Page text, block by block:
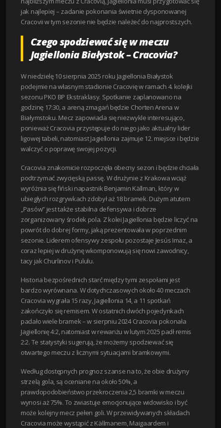
jak najlepiej – zadanie pokonania świetnie dysponowanej
Cracovii w tym sezonie nie będzie należeć do najprostszych.
Czego spodziewać się w meczu
Jagiellonia Białystok – Cracovia?
W niedzielę 10 sierpnia 2025 roku Jagiellonia Białystok
podejmie na własnym stadionie Cracovię w ramach 4. kolejki
sezonu PKO BP Ekstraklasy. Spotkanie zaplanowano na
godzinę 17:30, a areną zmagań będzie Chorten Arena w
Białymstoku. Mecz zapowiada się niezwykle interesująco,
ponieważ Cracovia przystępuje do niego jako aktualny lider
ligowej tabeli, natomiast Jagiellonia zajmuje 12. miejsce i będzie
walczyć o poprawę swojej pozycji.
Cracovia znakomicie rozpoczęła obecny sezon i będzie chciała
podtrzymać zwycięską passę. W drużynie z Krakowa wciąż
wyróżnia się fiński napastnik Benjamin Källman, który w
ubiegłych rozgrywkach zdobył aż 18 bramek. Dużym atutem
„Pasów” jest także stabilna defensywa i dobrze
zorganizowany środek pola. Z kolei Jagiellonia będzie liczyć na
powrót do dobrej formy, jaką prezentowała w poprzednim
sezonie. Liderem ofensywy zespołu pozostaje Jesús Imaz, a
coraz lepiej w drużynę wkomponowują się nowi zawodnicy,
tacy jak Churlinov i Pululu.
Historia bezpośrednich starć między tymi zespołami jest
bardzo wyrównana. W dotychczasowych około 40 meczach
Cracovia wygrała 15 razy, Jagiellonia 14, a 11 spotkań
zakończyło się remisem. W ostatnich dwóch pojedynkach
padało wiele bramek – w sierpniu 2024 Cracovia pokonała
Jagiellonię 4:2, natomiast w rewanżu w lutym 2025 padł remis
2:2. Te statystyki sugerują, że możemy spodziewać się
otwartego meczu z licznymi sytuacjami bramkowymi.
Według dostępnych prognoz szanse na to, że obie drużyny
strzelą gola, są oceniane na około 50%, a
prawdopodobieństwo przekroczenia 2,5 bramki w meczu
wynosi aż 75%. To zwiastuje emocjonujące widowisko i być
może kolejny mecz pełen goli. W przewidywanych składach
Cracovia może wystąpić z Källmanem, Maigaardem i